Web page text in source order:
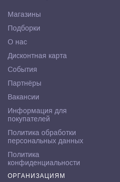
Магазины
Подборки
О нас
Дисконтная карта
События
Партнёры
Вакансии
Информация для
покупателей
Политика обработки
персональных данных
Политика
конфиденциальности
ОРГАНИЗАЦИЯМ